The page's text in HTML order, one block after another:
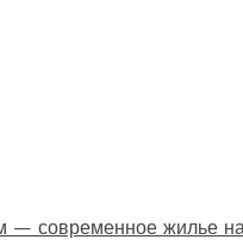
— современное жилье